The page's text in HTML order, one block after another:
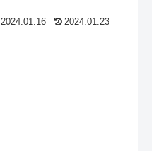
2024.01.16 2024.01.23